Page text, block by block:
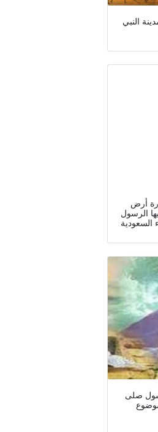
النبي
أرض
الرسول
السعودية
صلى